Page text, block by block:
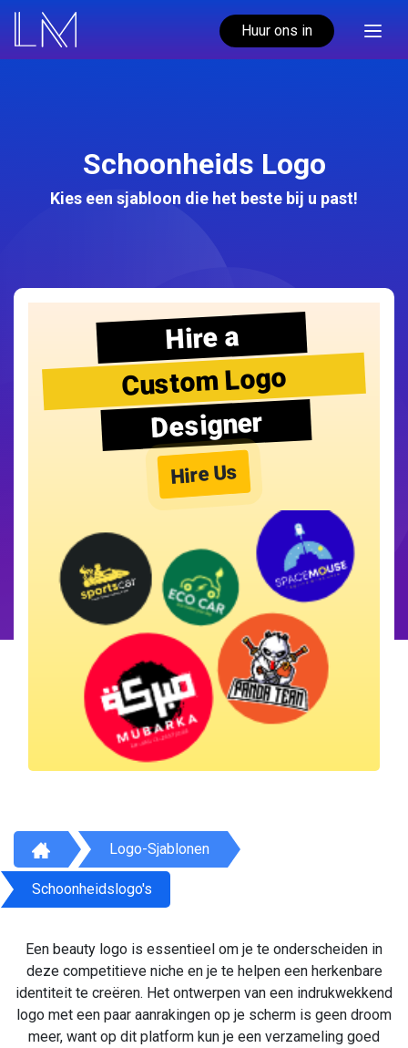
Huur ons in
Schoonheids Logo
Kies een sjabloon die het beste bij u past!
Hire a
Custom Logo
Designer
Hire Us
Logo-Sjablonen
Schoonheidslogo's
Een beauty logo is essentieel om je te onderscheiden in
deze competitieve niche en je te helpen een herkenbare
identiteit te creëren. Het ontwerpen van een indrukwekkend
logo met een paar aanrakingen op je scherm is geen droom
meer, want op dit platform kun je een verzameling goed